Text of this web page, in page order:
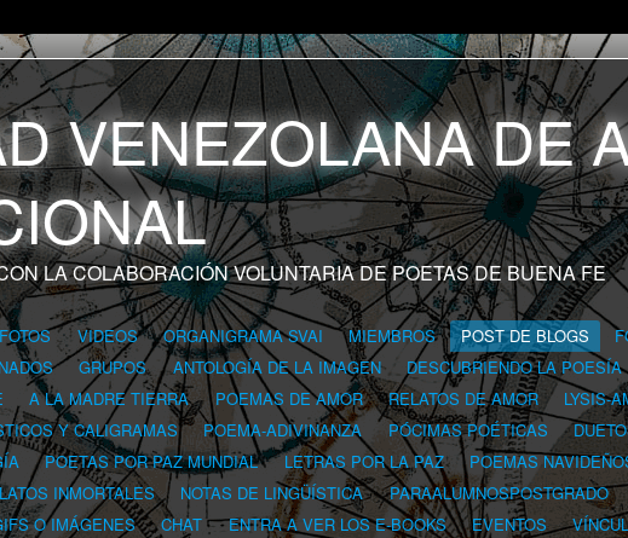
LA COLABORACIÓN VOLUNTARIA DE POETAS DE BUENA FE
FOTOS VIDEOS ORGANIGRAMA SVAI MIEMBROS POST DE BLOGS
GRUPOS ANTOLOGÍA DE LA IMAGEN DESCUBRIENDO LA POESÍA
A LA MADRE TIERRA POEMAS DE AMOR RELATOS DE AMOR LYSIS-
Y CALIGRAMAS POEMA-ADIVINANZA PÓCIMAS POÉTICAS
POETAS POR PAZ MUNDIAL LETRAS POR LA PAZ POEMAS
INMORTALES NOTAS DE LINGÜÍSTICA PARAALUMNOSPOSTGRADO
O IMÁGENES CHAT ENTRA A VER LOS E-BOOKS EVENTOS